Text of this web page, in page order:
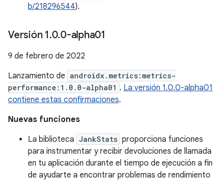
b/218296544).
Versión 1.0.0-alpha01
9 de febrero de 2022
Lanzamiento de androidx.metrics:metrics-
performance:1.0.0-alpha01 . La versión 1.0.0-alpha01
contiene estas confirmaciones.
Nuevas funciones
La biblioteca JankStats proporciona funciones
para instrumentar y recibir devoluciones de llamada
en tu aplicación durante el tiempo de ejecución a fin
de ayudarte a encontrar problemas de rendimiento